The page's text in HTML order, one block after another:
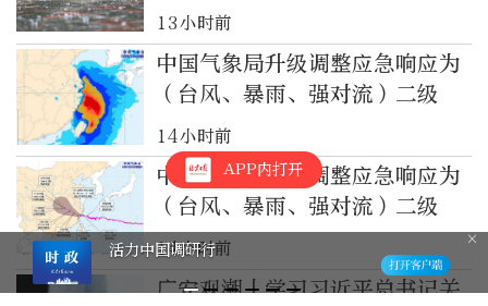
13小时前
中国气象局升级调整应急响应为
（台风、暴雨、强对流）二级
14小时前
中国气象局升级调整应急响应为
（台风、暴雨、强对流）二级
14小时前
广安观潮丨学习习近平总书记关
APP内打开
活力中国调研行